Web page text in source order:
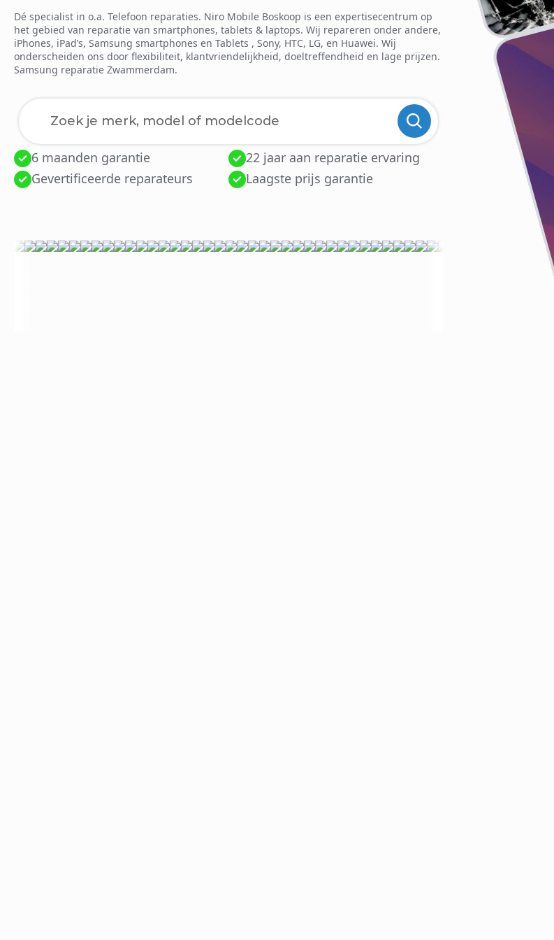
Dé specialist in o.a. Telefoon reparaties. Niro Mobile Boskoop is een expertisecentrum op
het gebied van reparatie van smartphones, tablets & laptops. Wij repareren onder andere,
iPhones, iPad’s, Samsung smartphones en Tablets , Sony, HTC, LG, en Huawei. Wij
onderscheiden ons door flexibiliteit, klantvriendelijkheid, doeltreffendheid en lage prijzen.
Samsung reparatie Zwammerdam.
Laden van modellen..
6 maanden garantie
22 jaar aan reparatie ervaring
Gevertificeerde reparateurs
Laagste prijs garantie